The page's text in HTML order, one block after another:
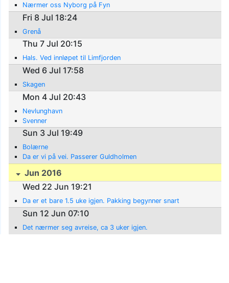
Nærmer oss Nyborg på Fyn
Fri 8 Jul 18:24
Grenå
Thu 7 Jul 20:15
Hals. Ved innløpet til Limfjorden
Wed 6 Jul 17:58
Skagen
Mon 4 Jul 20:43
Nevlunghavn
Svenner
Sun 3 Jul 19:49
Bolærne
Da er vi på vei. Passerer Guldholmen
Jun 2016
Wed 22 Jun 19:21
Da er et bare 1.5 uke igjen. Pakking begynner snart
Sun 12 Jun 07:10
Det nærmer seg avreise, ca 3 uker igjen.